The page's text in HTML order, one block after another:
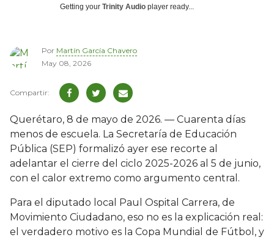
Getting your Trinity Audio player ready...
Por Martín García Chavero
May 08, 2026
Querétaro, 8 de mayo de 2026. — Cuarenta días
menos de escuela. La Secretaría de Educación
Pública (SEP) formalizó ayer ese recorte al
adelantar el cierre del ciclo 2025-2026 al 5 de junio,
con el calor extremo como argumento central.
Para el diputado local Paul Ospital Carrera, de
Movimiento Ciudadano, eso no es la explicación real:
el verdadero motivo es la Copa Mundial de Fútbol, y